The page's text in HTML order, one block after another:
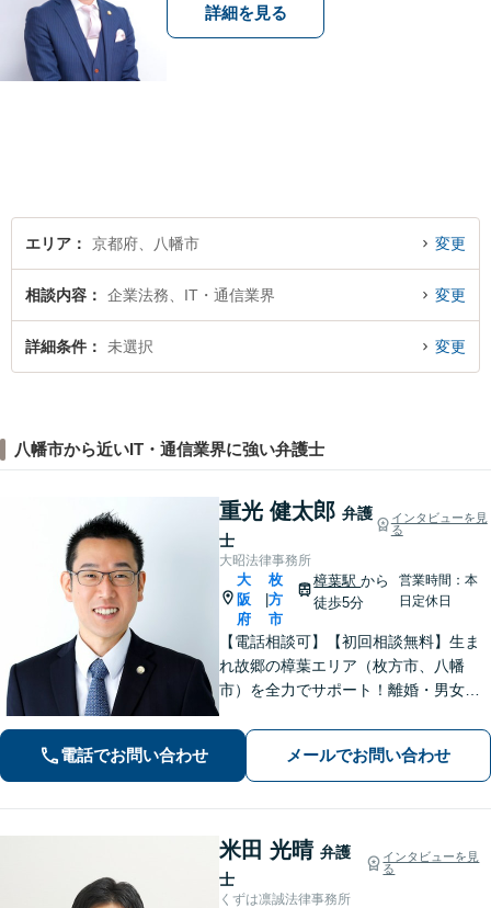
詳細を見る
エリア 京都府、八幡市 変更
相談内容 企業法務、IT・通信業界 変更
詳細条件 未選択 変更
八幡市から近いIT・通信業界に強い弁護士
重光 健太郎 弁護
士
インタビューを見
る
大昭法律事務所
大
阪
府
枚
方
市
樟葉駅から
徒歩5分
営業時間：本
日定休日
【電話相談可】【初回相談無料】生ま
れ故郷の樟葉エリア（枚方市、八幡
市）を全力でサポート！離婚・男女問
交通事故などに注力。どんな小さなお
悩みでお気軽にご相談ください【夜
間・休日面談】【完全個室】【樟葉駅5
分】
電話でお問い合わせ メールでお問い合わせ
米田 光晴 弁護
士
インタビューを見
る
くずは凛誠法律事務所